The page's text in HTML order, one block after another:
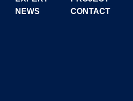
NEWS CONTACT